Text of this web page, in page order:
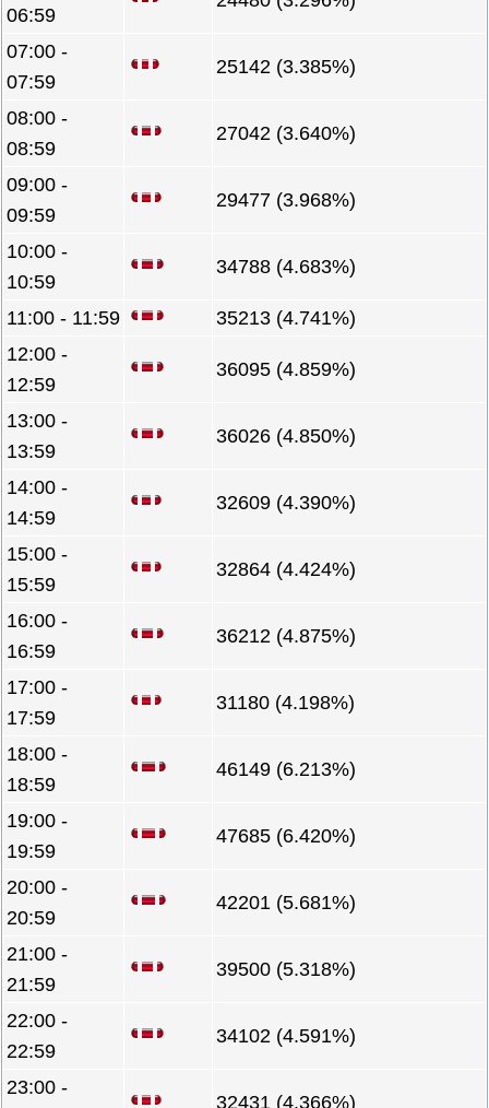
06:59
07:00 -
07:59
25142 (3.385%)
08:00 -
08:59
27042 (3.640%)
09:00 -
09:59
29477 (3.968%)
10:00 -
10:59
34788 (4.683%)
11:00 - 11:59
35213 (4.741%)
12:00 -
12:59
36095 (4.859%)
13:00 -
13:59
36026 (4.850%)
14:00 -
14:59
32609 (4.390%)
15:00 -
15:59
32864 (4.424%)
16:00 -
16:59
36212 (4.875%)
17:00 -
17:59
31180 (4.198%)
18:00 -
18:59
46149 (6.213%)
19:00 -
19:59
47685 (6.420%)
20:00 -
20:59
42201 (5.681%)
21:00 -
21:59
39500 (5.318%)
22:00 -
22:59
34102 (4.591%)
23:00 -
32431 (4.366%)